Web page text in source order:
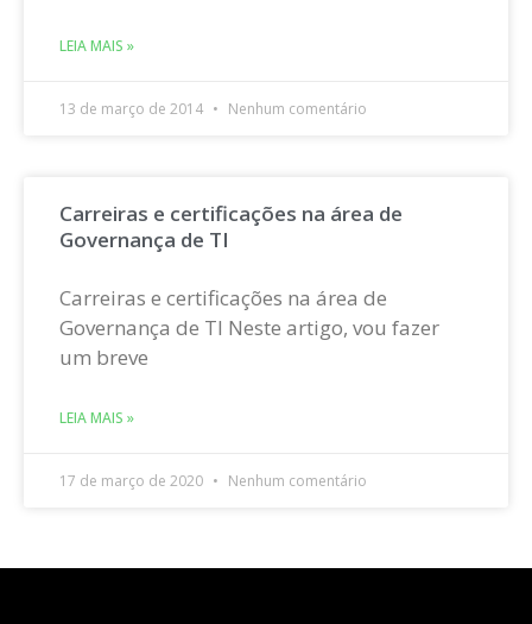
LEIA MAIS »
13 de março de 2014 Nenhum comentário
Carreiras e certificações na área de
Governança de TI
Carreiras e certificações na área de
Governança de TI Neste artigo, vou fazer
um breve
LEIA MAIS »
17 de março de 2020 Nenhum comentário